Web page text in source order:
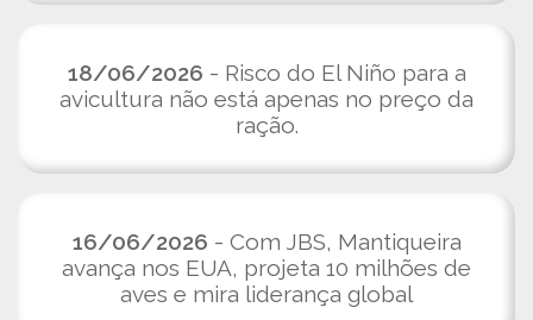
18/06/2026 - Risco do El Niño para a
avicultura não está apenas no preço da
ração.
16/06/2026 - Com JBS, Mantiqueira
avança nos EUA, projeta 10 milhões de
aves e mira liderança global